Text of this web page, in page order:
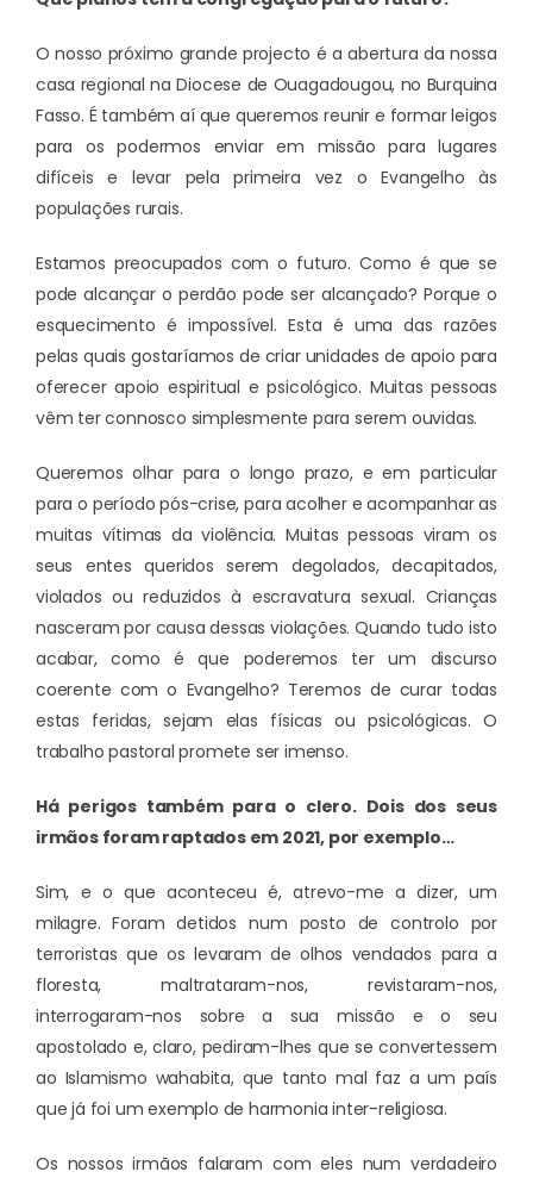
O nosso próximo grande projecto é a abertura da nossa
casa regional na Diocese de Ouagadougou, no Burquina
Fasso. É também aí que queremos reunir e formar leigos
para os podermos enviar em missão para lugares
difíceis e levar pela primeira vez o Evangelho às
populações rurais.
Estamos preocupados com o futuro. Como é que se
pode alcançar o perdão pode ser alcançado? Porque o
esquecimento é impossível. Esta é uma das razões
pelas quais gostaríamos de criar unidades de apoio para
oferecer apoio espiritual e psicológico. Muitas pessoas
vêm ter connosco simplesmente para serem ouvidas.
Queremos olhar para o longo prazo, e em particular
para o período pós-crise, para acolher e acompanhar as
muitas vítimas da violência. Muitas pessoas viram os
seus entes queridos serem degolados, decapitados,
violados ou reduzidos à escravatura sexual. Crianças
nasceram por causa dessas violações. Quando tudo isto
acabar, como é que poderemos ter um discurso
coerente com o Evangelho? Teremos de curar todas
estas feridas, sejam elas físicas ou psicológicas. O
trabalho pastoral promete ser imenso.
Há perigos também para o clero. Dois dos seus
irmãos foram raptados em 2021, por exemplo…
Sim, e o que aconteceu é, atrevo-me a dizer, um
milagre. Foram detidos num posto de controlo por
terroristas que os levaram de olhos vendados para a
floresta, maltrataram-nos, revistaram-nos,
interrogaram-nos sobre a sua missão e o seu
apostolado e, claro, pediram-lhes que se convertessem
ao Islamismo wahabita, que tanto mal faz a um país
que já foi um exemplo de harmonia inter-religiosa.
Os nossos irmãos falaram com eles num verdadeiro